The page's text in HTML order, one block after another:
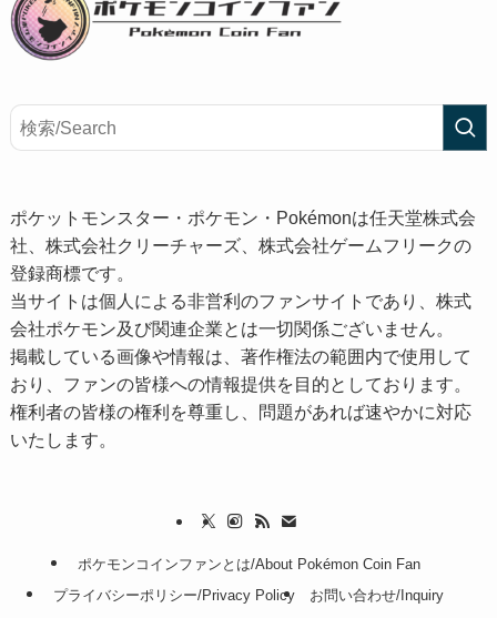
ポケットモンスター・ポケモン・Pokémonは任天堂株式会
社、株式会社クリーチャーズ、株式会社ゲームフリークの
登録商標です。
当サイトは個人による非営利のファンサイトであり、株式
会社ポケモン及び関連企業とは一切関係ございません。
掲載している画像や情報は、著作権法の範囲内で使用して
おり、ファンの皆様への情報提供を目的としております。
権利者の皆様の権利を尊重し、問題があれば速やかに対応
いたします。
ポケモンコインファンとは/About Pokémon Coin Fan
プライバシーポリシー/Privacy Policy
お問い合わせ/Inquiry